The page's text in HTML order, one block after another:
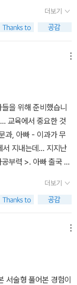
요? '동윤이가 가지고
는 지우개 수로부터
지막으로 동윤이가
수 있다.1A 1학년
러 가지 모양. 덧셈
에서 배우는 내용을
문제를 풀고 스스로
'에 체크해놓았다.처
라 빈 칸을 채워넣다
된다.그림도 있고 문
. 👍[ 비상교재로부터
더보기
을 위해 준비했습니
교육에서 중요한 것
과, 아빠 - 이과가 무
부력 >. 아빠 출국 전
행 길에도 챙겨와 바
지요 ㅎㅎ (한 장
문장형의 긴 등장
리 준비하기 좋습니
더보기
서술형 풀어본 경험이